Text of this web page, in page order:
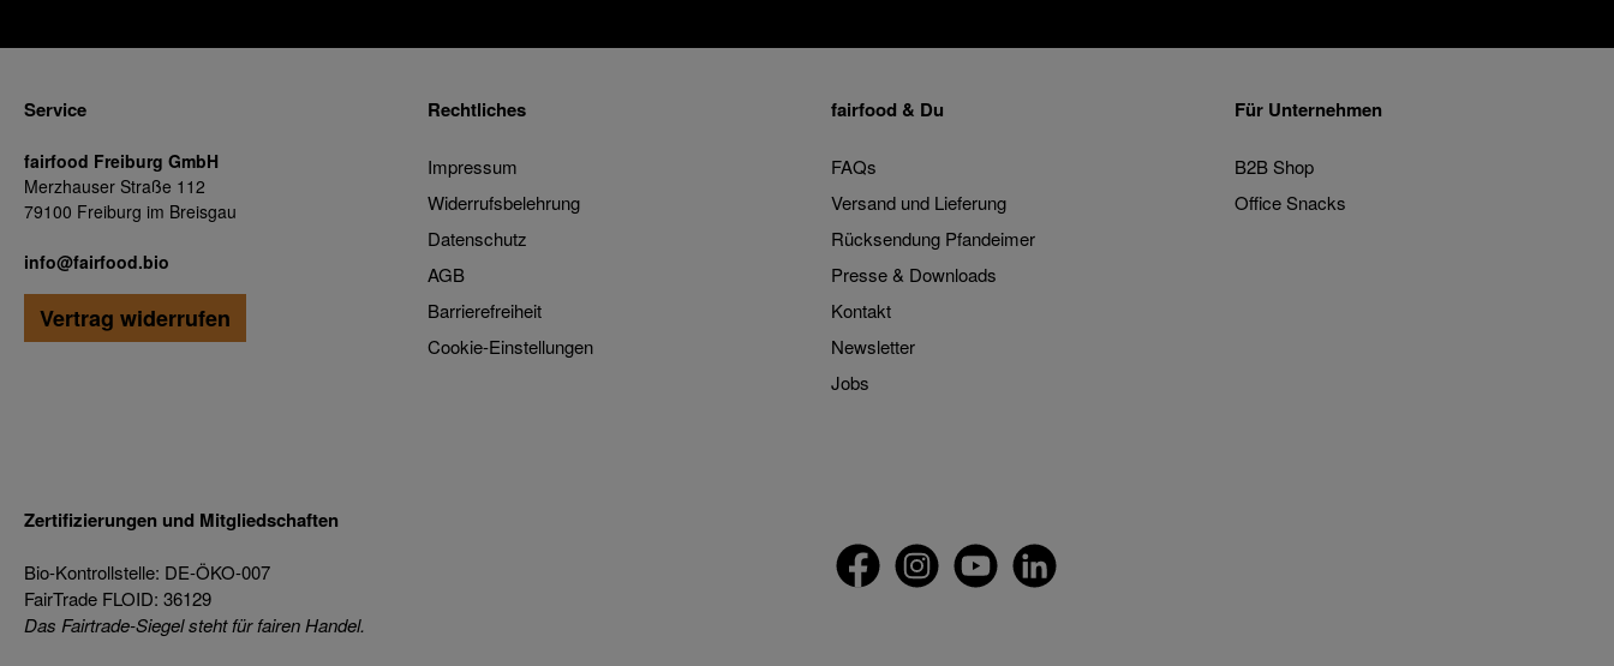
Service
fairfood Freiburg GmbH
Merzhauser Straße 112
79100 Freiburg im Breisgau
info@fairfood.bio
Vertrag widerrufen
Rechtliches
Impressum
Widerrufsbelehrung
Datenschutz
AGB
Barrierefreiheit
Cookie-Einstellungen
fairfood & Du
FAQs
Versand und Lieferung
Rücksendung Pfandeimer
Presse & Downloads
Kontakt
Newsletter
Jobs
Für Unternehmen
B2B Shop
Office Snacks
Zertifizierungen und Mitgliedschaften
Bio-Kontrollstelle: DE-ÖKO-007
FairTrade FLOID: 36129
Das Fairtrade-Siegel steht für fairen Handel.
twt.widget.communities.facebook.name
twt.widget.communities.instagram.name
twt.widget.communities.youtube.name
twt.widget.communities.linkedin.name